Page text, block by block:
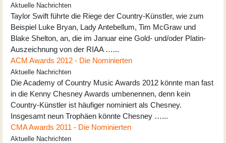
Aktuelle Nachrichten
Taylor Swift führte die Riege der Country-Künstler, wie zum
Beispiel Luke Bryan, Lady Antebellum, Tim McGraw und
Blake Shelton, an, die im Januar eine Gold- und/oder Platin-
Auszeichnung von der RIAA …...
ACM Awards 2012 - Die Nominierten
Aktuelle Nachrichten
Die Academy of Country Music Awards 2012 könnte man fast
in die Kenny Chesney Awards umbenennen, denn kein
Country-Künstler ist häufiger nominiert als Chesney.
Insgesamt neun Trophäen könnte Chesney …...
CMA Awards 2011 - Die Nominierten
Aktuelle Nachrichten